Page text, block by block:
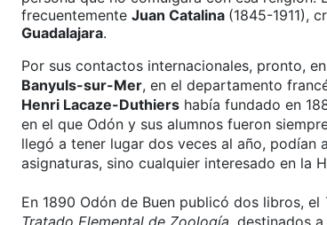
frecuentemente Juan Catalina (1845-1911),
Guadalajara.
Por sus contactos internacionales, pronto,
Banyuls-sur-Mer, en el departamento
Henri Lacaze-Duthiers había fundado en
en el que Odón y sus alumnos fueron
llegó a tener lugar dos veces al año, podían
asignaturas, sino cualquier interesado en la
En 1890 Odón de Buen publicó dos libros, el
Tratado Elemental de Zoología, destinados